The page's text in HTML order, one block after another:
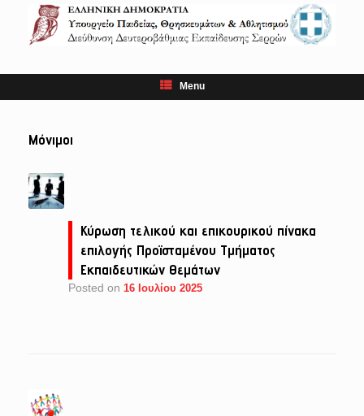
content
Menu
Μόνιμοι
Κύρωση τελικού και επικουρικού πίνακα
επιλογής Προϊσταμένου Τμήματος
Εκπαιδευτικών Θεμάτων
Posted on 16 Ιουλίου 2025